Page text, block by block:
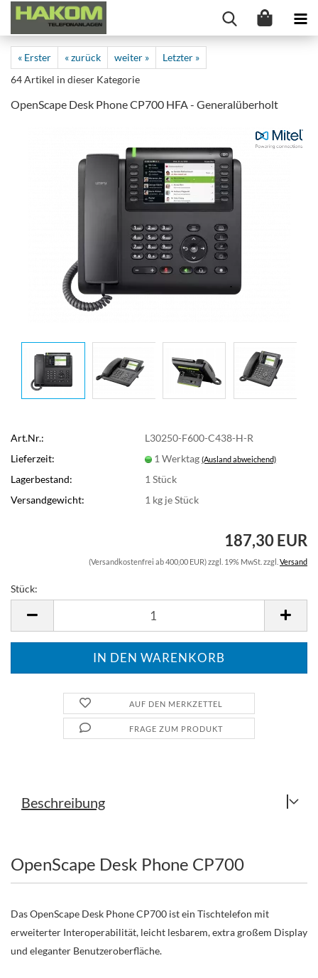
« Erster « zurück weiter »
Letzter »
64Artikel in dieser Kategorie
OpenScape Desk Phone CP700 HFA - Generalüberholt
Art.Nr.:
L30250-F600-C438-H-R
Lieferzeit:
1 Werktag(Ausland abweichend)
Lagerbestand: 1Stück
Versandgewicht:
1 kg je Stück
187,30 EUR
(Versandkostenfrei ab 400,00 EUR) zzgl. 19% MwSt. zzgl. Versand
Stück:
AUF DEN MERKZETTEL
FRAGE ZUM PRODUKT
Beschreibung
OpenScape Desk Phone CP700
Das OpenScape Desk Phone CP700 ist ein Tischtelefon mit
erweiterter Interoperabilität, leicht lesbarem, extra großem Display
und eleganter Benutzeroberfläche.